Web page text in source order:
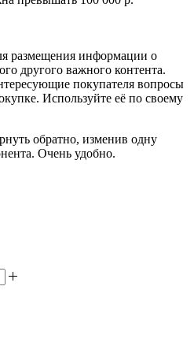
размещения информации о
другого важного контента.
покупателя вопросы
Используйте её по своему
обратно, изменив одну
Очень удобно.